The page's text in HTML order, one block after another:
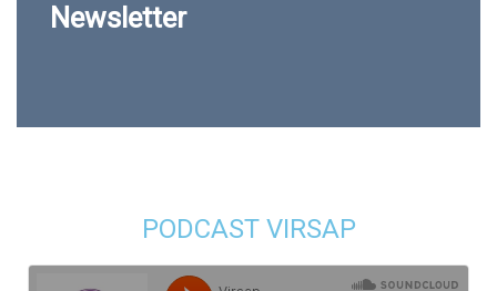
Newsletter
PODCAST VIRSAP